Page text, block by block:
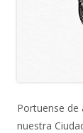
Portuense de
nuestra